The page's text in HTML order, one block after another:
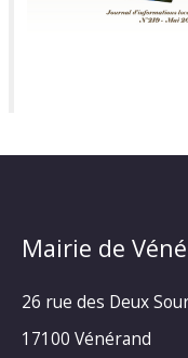
Mairie de
26 rue des Deux
17100 Vénérand